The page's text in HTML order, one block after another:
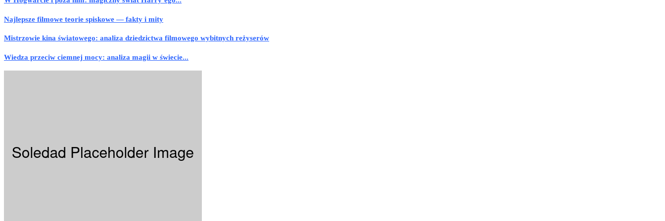
Najlepsze filmowe teorie spiskowe — fakty i mity
Mistrzowie kina światowego: analiza dziedzictwa filmowego wybitnych reżyserów
Wiedza przeciw ciemnej mocy: analiza magii w świecie...